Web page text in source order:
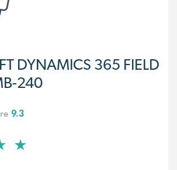
DYNAMICS 365 FIELD
240
9.3